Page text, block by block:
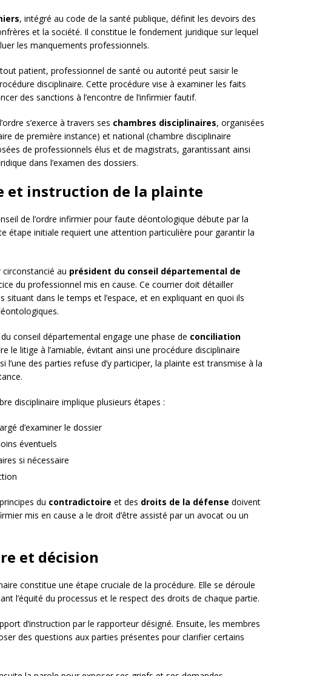
, intégré au code de la santé publique, définit les devoirs des
et la société. Il constitue le fondement juridique sur lequel
les manquements professionnels.
patient, professionnel de santé ou autorité peut saisir le
disciplinaire. Cette procédure vise à examiner les faits
des sanctions à l’encontre de l’infirmier fautif.
s’exerce à travers ses chambres disciplinaires, organisées
de première instance) et national (chambre disciplinaire
de professionnels élus et de magistrats, garantissant ainsi
dans l’examen des dossiers.
et instruction de la plainte
de l’ordre infirmier pour faute déontologique débute par la
étape initiale requiert une attention particulière pour garantir la
au président du conseil départemental de
du professionnel mis en cause. Ce courrier doit détailler
situant dans le temps et l’espace, et en expliquant en quoi ils
conseil départemental engage une phase de conciliation
le litige à l’amiable, évitant ainsi une procédure disciplinaire
des parties refuse d’y participer, la plainte est transmise à la
disciplinaire implique plusieurs étapes :
d’examiner le dossier
éventuels
si nécessaire
du contradictoire et des droits de la défense doivent
mis en cause a le droit d’être assisté par un avocat ou un
et décision
constitue une étape cruciale de la procédure. Elle se déroule
l’équité du processus et le respect des droits de chaque partie.
d’instruction par le rapporteur désigné. Ensuite, les membres
des questions aux parties présentes pour clarifier certains